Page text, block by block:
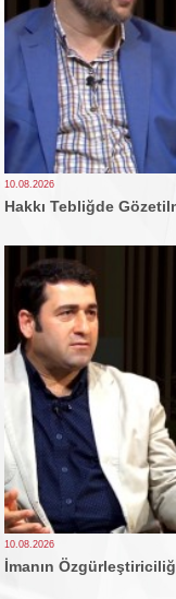
10.08.2026
Hakkı Tebliğde
10.08.2026
İmanın